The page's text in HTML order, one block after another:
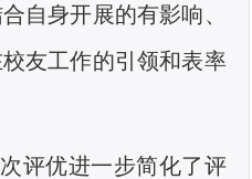
自身开展的有影响、
友工作的引领和表率
评优进一步简化了评